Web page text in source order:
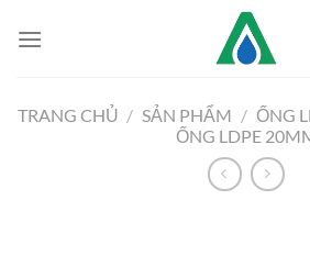
đến
TRANG CHỦ / SẢN PHẨM / ỐNG
ỐNG LDPE